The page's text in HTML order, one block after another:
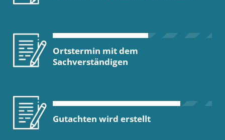
Ortstermin mit dem
Sachverständigen
Gutachten wird erstellt